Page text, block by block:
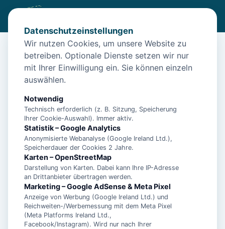
Diese Unterkunft ist aktuell nicht
buchbar
Unterkünfte in der Nähe
"Fischerhaus", Manuela Landmann -
Ferienwohnung 1 - 15447
"Haus am Leuchtturm" Einzelzimmer,
Landmann - Einzelzimmer - 11014
Datenschutzeinstellungen
Wir nutzen Cookies, um unsere Website zu
betreiben. Optionale Dienste setzen wir nur
mit Ihrer Einwilligung ein. Sie können einzeln
auswählen.
Notwendig
Technisch erforderlich (z. B. Sitzung, Speicherung
Ihrer Cookie-Auswahl). Immer aktiv.
Statistik – Google Analytics
Anonymisierte Webanalyse (Google Ireland Ltd.),
Speicherdauer der Cookies 2 Jahre.
Karten – OpenStreetMap
Darstellung von Karten. Dabei kann Ihre IP-Adresse
an Drittanbieter übertragen werden.
Marketing – Google AdSense & Meta Pixel
Anzeige von Werbung (Google Ireland Ltd.) und
Reichweiten-/Werbemessung mit dem Meta Pixel
(Meta Platforms Ireland Ltd.,
Facebook/Instagram). Wird nur nach Ihrer